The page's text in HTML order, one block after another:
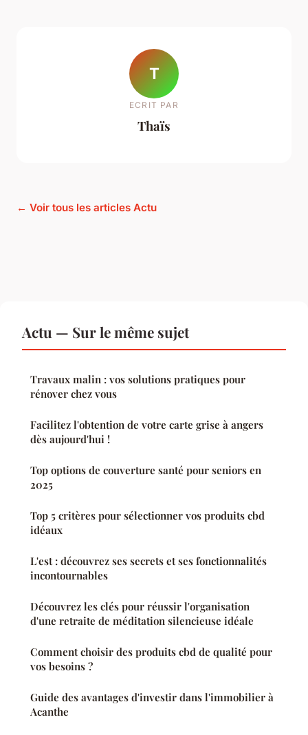
T
ECRIT PAR
Thaïs
← Voir tous les articles Actu
Actu — Sur le même sujet
Travaux malin : vos solutions pratiques pour
rénover chez vous
Facilitez l'obtention de votre carte grise à angers
dès aujourd'hui !
Top options de couverture santé pour seniors en
2025
Top 5 critères pour sélectionner vos produits cbd
idéaux
L'est : découvrez ses secrets et ses fonctionnalités
incontournables
Découvrez les clés pour réussir l'organisation
d'une retraite de méditation silencieuse idéale
Comment choisir des produits cbd de qualité pour
vos besoins ?
Guide des avantages d'investir dans l'immobilier à
Acanthe